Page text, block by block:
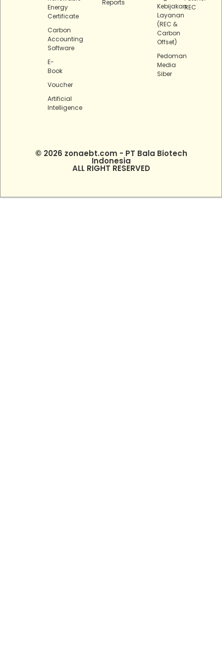
Energy
Certificate
Carbon
Accounting
Software
E-
Book
Voucher
Artificial
Intelligence
Reports
Kebijakan
Layanan
(REC &
Carbon
Offset)
Pedoman
Media
Siber
REC
© 2026 zonaebt.com - PT Bala Biotech
Indonesia
ALL RIGHT RESERVED